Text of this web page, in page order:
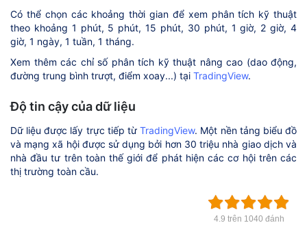
Có thể chọn các khoảng thời gian để xem phân tích kỹ thuật
theo khoảng 1 phút, 5 phút, 15 phút, 30 phút, 1 giờ, 2 giờ, 4
giờ, 1 ngày, 1 tuần, 1 tháng.
Xem thêm các chỉ số phân tích kỹ thuật nâng cao (dao động,
đường trung bình trượt, điểm xoay...) tại TradingView.
Độ tin cậy của dữ liệu
Dữ liệu được lấy trực tiếp từTradingView. Một nền tảng biểu đồ
và mạng xã hội được sử dụng bởi hơn 30 triệu nhà giao dịch và
nhà đầu tư trên toàn thế giới để phát hiện các cơ hội trên các
thị trường toàn cầu.
4.9 trên 1040 đánh